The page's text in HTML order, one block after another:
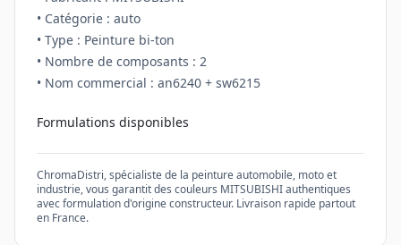
• Catégorie : auto
• Type : Peinture bi-ton
• Nombre de composants : 2
• Nom commercial : an6240 + sw6215
Formulations disponibles
ChromaDistri, spécialiste de la peinture automobile, moto et
industrie, vous garantit des couleurs MITSUBISHIauthentiques
avec formulation d'origine constructeur. Livraison rapide partout
en France.